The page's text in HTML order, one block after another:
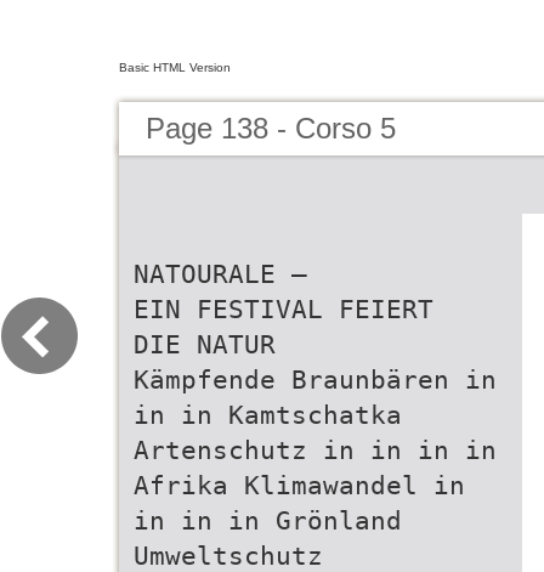
Basic HTML Version
Page 138 - Corso 5
NATOURALE –
EIN FESTIVAL FEIERT
DIE NATUR
Kämpfende Braunbären in
in in Kamtschatka
Artenschutz in in in in
Afrika Klimawandel in
in in in Grönland
Umweltschutz